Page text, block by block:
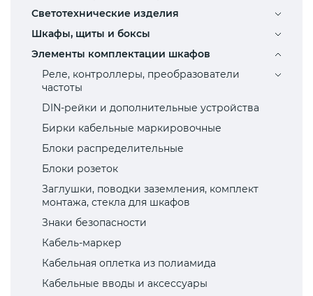
Светотехнические изделия
Шкафы, щиты и боксы
Элементы комплектации шкафов
Реле, контроллеры, преобразователи
частоты
DIN-рейки и дополнительные устройства
Бирки кабельные маркировочные
Блоки распределительные
Блоки розеток
Заглушки, поводки заземления, комплект
монтажа, стекла для шкафов
Знаки безопасности
Кабель-маркер
Кабельная оплетка из полиамида
Кабельные вводы и аксессуары